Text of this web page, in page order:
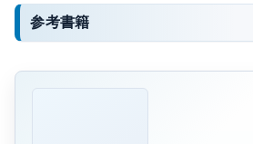
参考書籍